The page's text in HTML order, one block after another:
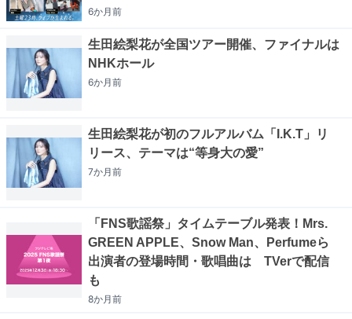
6か月前
生田絵梨花が全国ツアー開催、ファイナルは
NHKホール
6か月前
生田絵梨花が初のフルアルバム「I.K.T」リ
リース、テーマは“等身大の愛”
7か月前
「FNS歌謡祭」タイムテーブル発表！Mrs.
GREEN APPLE、Snow Man、Perfumeら
出演者の登場時間・歌唱曲は TVerで配信
も
8か月前